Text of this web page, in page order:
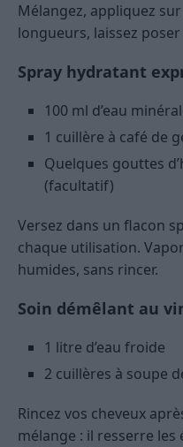
Mélangez, appliquez
longueurs, laissez
Spray hydratant
100 ml d’eau
1 cuillère à café de
Quelques gouttes
(facultatif)
Versez dans un flacon
chaque utilisation.
humides, sans rincer.
Soin démêlant au
1 litre d’eau froide
2 cuillères à soupe
Rincez vos cheveux
mélange : il resserre